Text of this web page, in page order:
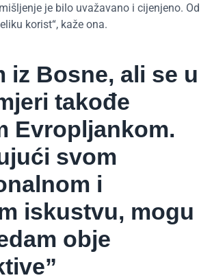
je bilo uvažavano i cijenjeno. Od
korist“, kaže ona.
iz Bosne, ali se u
takođe
Evropljankom.
svom
i
iskustvu, mogu
obje